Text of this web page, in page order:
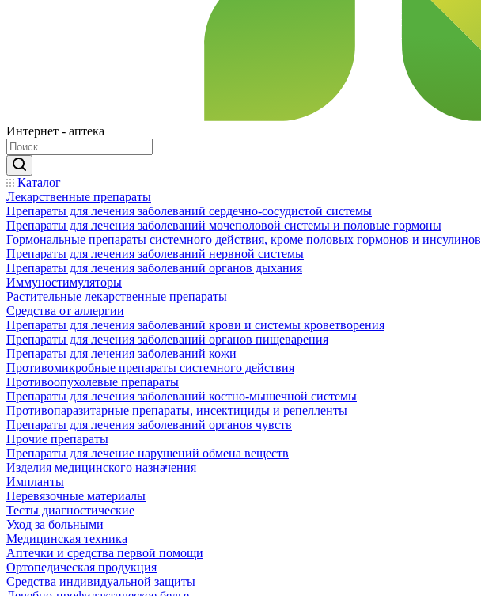
Интернет - аптека
Каталог
Лекарственные препараты
Препараты для лечения заболеваний сердечно-сосудистой системы
Препараты для лечения заболеваний мочеполовой системы и половые гормоны
Гормональные препараты системного действия, кроме половых гормонов и инсулинов
Препараты для лечения заболеваний нервной системы
Препараты для лечения заболеваний органов дыхания
Иммуностимуляторы
Растительные лекарственные препараты
Средства от аллергии
Препараты для лечения заболеваний крови и системы кроветворения
Препараты для лечения заболеваний органов пищеварения
Препараты для лечения заболеваний кожи
Противомикробные препараты системного действия
Противоопухолевые препараты
Препараты для лечения заболеваний костно-мышечной системы
Противопаразитарные препараты, инсектициды и репелленты
Препараты для лечения заболеваний органов чувств
Прочие препараты
Препараты для лечение нарушений обмена веществ
Изделия медицинского назначения
Импланты
Перевязочные материалы
Тесты диагностические
Уход за больными
Медицинская техника
Аптечки и средства первой помощи
Ортопедическая продукция
Средства индивидуальной защиты